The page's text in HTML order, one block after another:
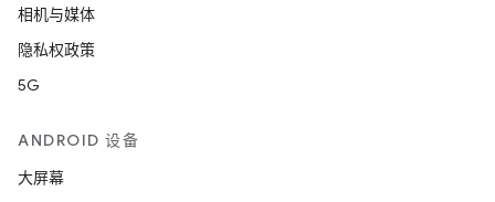
相机与媒体
隐私权政策
5G
ANDROID 设备
大屏幕